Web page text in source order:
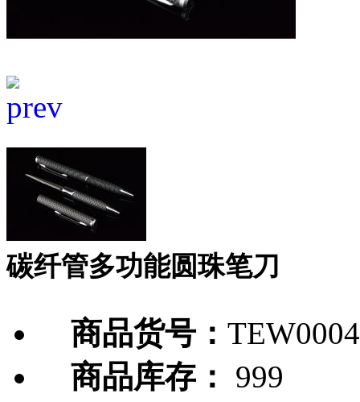
碳纤管多功能圆珠笔刀
商品货号：
商品库存：
999